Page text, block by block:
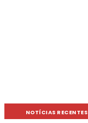
NOTÍCIAS RECENTES